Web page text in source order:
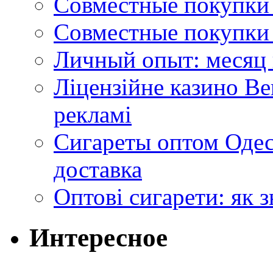
Совместные покупки
Личный опыт: месяц
Ліцензійне казино
рекламі
Сигареты оптом
доставка
Оптові сигарети: як
Интересное